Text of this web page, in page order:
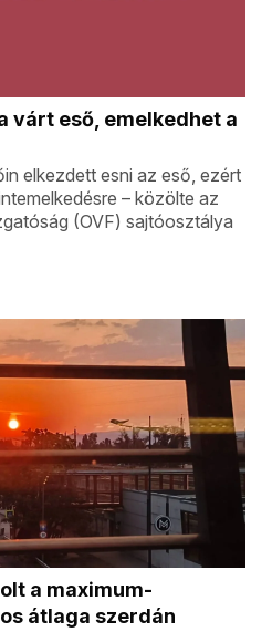
várt eső, emelkedhet a
elkezdett esni az eső, ezért
– közölte az
(OVF) sajtóosztálya
a maximum-
átlaga szerdán